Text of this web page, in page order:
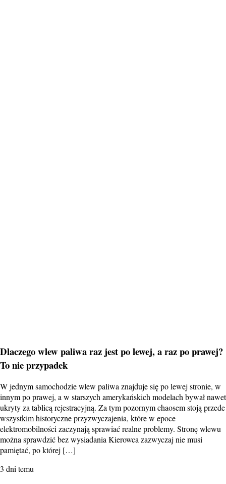
Dlaczego wlew paliwa raz jest po lewej, a raz po prawej?
To nie przypadek
W jednym samochodzie wlew paliwa znajduje się po lewej stronie, w
innym po prawej, a w starszych amerykańskich modelach bywał nawet
ukryty za tablicą rejestracyjną. Za tym pozornym chaosem stoją przede
wszystkim historyczne przyzwyczajenia, które w epoce
elektromobilności zaczynają sprawiać realne problemy. Stronę wlewu
można sprawdzić bez wysiadania Kierowca zazwyczaj nie musi
pamiętać, po której […]
3 dni temu